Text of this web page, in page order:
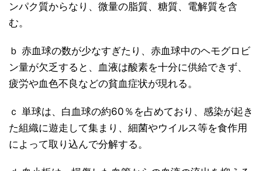
ンパク質からなり、微量の脂質、糖質、電解質を含
む。
ｂ 赤血球の数が少なすぎたり、赤血球中のヘモグロビ
ン量が欠乏すると、血液は酸素を十分に供給できず、
疲労や血色不良などの貧血症状が現れる。
ｃ 単球は、白血球の約60％を占めており、感染が起き
た組織に遊走して集まり、細菌やウイルス等を食作用
によって取り込んで分解する。